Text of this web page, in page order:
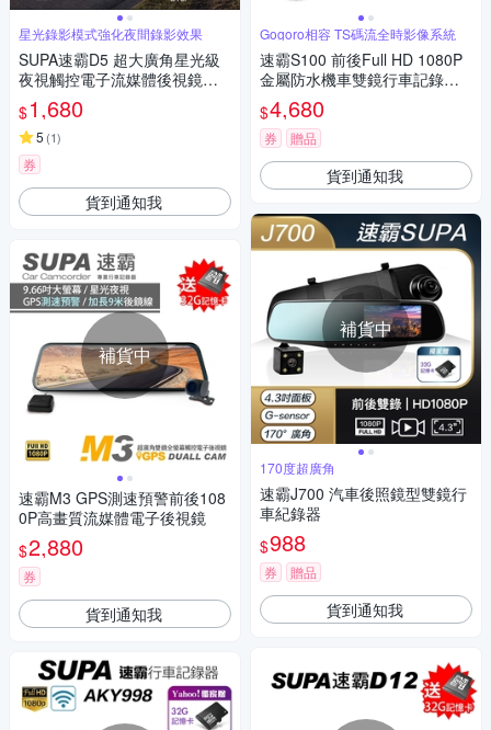
星光錄影模式強化夜間錄影效果
SUPA速霸D5 超大廣角星光級
夜視觸控電子流媒體後視鏡行
車記錄器-快
$1,680
5 (1)
券
貨到通知我
補貨中
速霸M3 GPS測速預警前後108
0P高畫質流媒體電子後視鏡
$2,880
券
貨到通知我
Gogoro相容 TS碼流全時影像系統
速霸S100 前後Full HD 1080P
金屬防水機車雙鏡行車記錄器-
$4,680
券 贈品
貨到通知我
補貨中
170度超廣角
速霸J700 汽車後照鏡型雙鏡行
車紀錄器
$988
券 贈品
貨到通知我